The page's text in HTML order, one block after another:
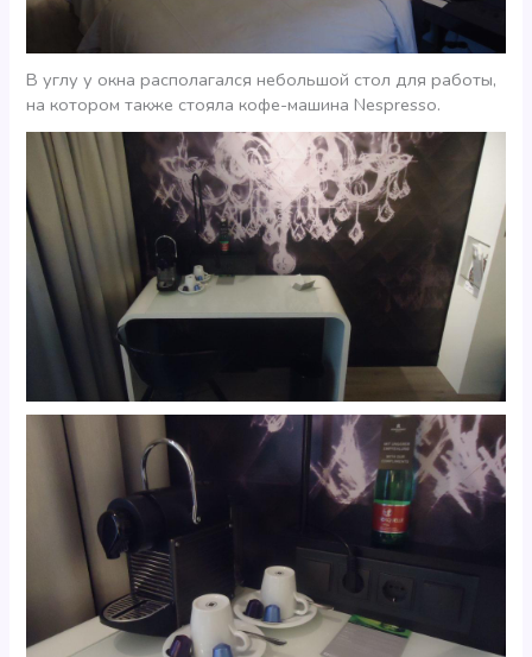
В углу у окна располагался небольшой стол для работы,
на котором также стояла кофе-машина Nespresso.